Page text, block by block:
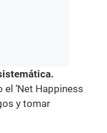
‘Net Happiness
y tomar